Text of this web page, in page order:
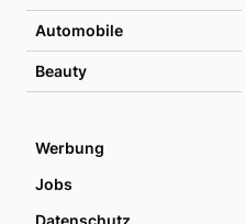
Automobile
Beauty
Werbung
Jobs
Datenschutz